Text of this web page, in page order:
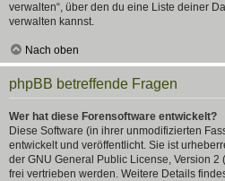
verwalten“, über den du eine Liste deiner
verwalten kannst.
Nach oben
phpBB betreffende Fragen
Wer hat diese Forensoftware entwickelt?
Diese Software (in ihrer unmodifizierten
entwickelt und veröffentlicht. Sie ist
der GNU General Public License, Version 2
frei vertrieben werden. Weitere Details